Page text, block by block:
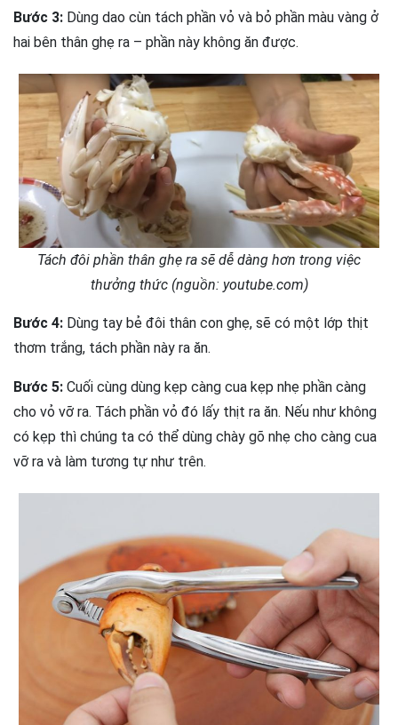
Bước 3: Dùng dao cùn tách phần vỏ và bỏ phần màu vàng ở
hai bên thân ghẹ ra – phần này không ăn được.
Tách đôi phần thân ghẹ ra sẽ dễ dàng hơn trong việc
thưởng thức (nguồn: youtube.com)
Bước 4: Dùng tay bẻ đôi thân con ghẹ, sẽ có một lớp thịt
thơm trắng, tách phần này ra ăn.
Bước 5: Cuối cùng dùng kẹp càng cua kẹp nhẹ phần càng
cho vỏ vỡ ra. Tách phần vỏ đó lấy thịt ra ăn. Nếu như không
có kẹp thì chúng ta có thể dùng chày gõ nhẹ cho càng cua
vỡ ra và làm tương tự như trên.